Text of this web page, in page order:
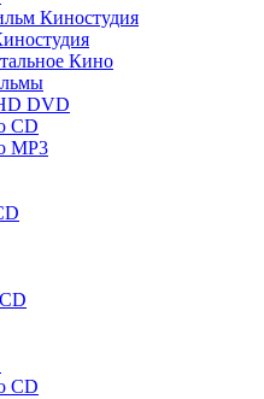
Киностудия
Кино
DVD
CD
MP3
CD